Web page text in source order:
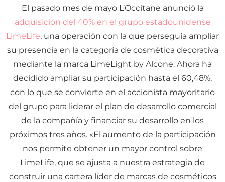
El pasado mes de mayo L’Occitane anunció la
adquisición del 40% en el grupo estadounidense
LimeLife, una operación con la que perseguía ampliar
su presencia en la categoría de cosmética decorativa
mediante la marca LimeLight by Alcone. Ahora ha
decidido ampliar su participación hasta el 60,48%,
con lo que se convierte en el accionista mayoritario
del grupo para liderar el plan de desarrollo comercial
de la compañía y financiar su desarrollo en los
próximos tres años. «El aumento de la participación
nos permite obtener un mayor control sobre
LimeLife, que se ajusta a nuestra estrategia de
construir una cartera líder de marcas de cosméticos